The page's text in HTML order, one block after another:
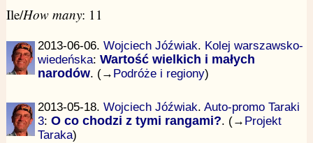
Ile/How many: 11
2013-06-06. Wojciech Jóźwiak. Kolej warszawsko-
wiedeńska: Wartość wielkich i małych
narodów. (→ Podróże i regiony)
2013-05-18. Wojciech Jóźwiak. Auto-promo Taraki
3: O co chodzi z tymi rangami?. (→ Projekt
Taraka)